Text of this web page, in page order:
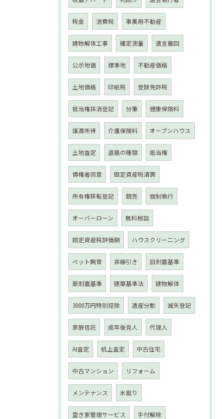
税金 消費税 事業用不動産
建物解体工事 確定測量 遺言撤回
公示地価 標準地 不動産価格
土地価格 印紙税 登録免許税
抵当権抹消登記 分筆 健康保険料
譲渡所得 介護保険料 オープンハウス
土地査定 道路の種類 抵当権
債権者同意 固定資産税清算
所有権移転登記 競売 強制執行
オーバーローン 無料相談
固定資産税評価額 ハウスクリーニング
ペット飼育 非線引き 旧耐震基準
新耐震基準 建築基準法 建物解体
3000万円特別控除 遺産分割 滅失登記
家族信託 成年後見人 代理人
AI査定 机上査定 中古住宅
中古マンション リフォーム
メンテナンス 水廻り
空き家管理サービス 手付解除